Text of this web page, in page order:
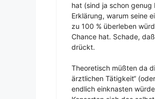
hat (sind ja schon
Erklärung, warum seine
zu 100 % überleben
Chance hat. Schade,
drückt.
Theoretisch müßten da
ärztlichen Tätigkeit“
endlich einknasten